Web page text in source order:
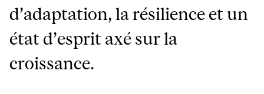
d’adaptation, la résilience et un
état d’esprit axé sur la
croissance.